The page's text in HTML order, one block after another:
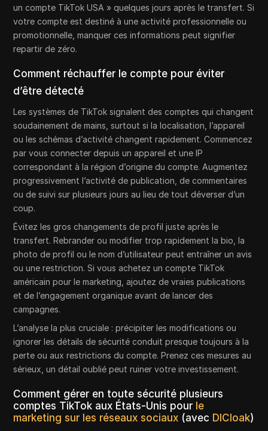
un compte TikTok USA » quelques jours après le transfert. Si
votre compte est destiné à une activité professionnelle ou
promotionnelle, manquer ces informations peut signifier
repartir de zéro.
Comment réchauffer le compte pour éviter
d’être détecté
Les systèmes de TikTok signalent des comptes qui changent
soudainement de mains, surtout si la localisation, l’appareil
ou les schémas d’activité changent rapidement. Commencez
par vous connecter depuis un appareil et une IP
correspondant à la région d’origine du compte. Augmentez
progressivement l’activité de publication, de commentaires
ou de suivi sur plusieurs jours au lieu de tout déverser d’un
coup.
Évitez les gros changements de profil juste après le
transfert. Rebrander ou modifier trop rapidement la bio, la
photo de profil ou le nom d’utilisateur peut entraîner un avis
ou une restriction. Si vous achetez un compte TikTok
américain pour le marketing, ajoutez de vraies publications
et de l’engagement organique avant de lancer des
campagnes.
L’analyse la plus cruciale : précipiter les modifications ou
ignorer les détails de sécurité conduit presque toujours à la
perte ou aux restrictions du compte. Prenez ces mesures au
sérieux, un détail oublié peut ruiner votre investissement.
Comment gérer en toute sécurité plusieurs
comptes TikTok aux États-Unis pour le
marketing sur les réseaux sociaux (avec DICloak)